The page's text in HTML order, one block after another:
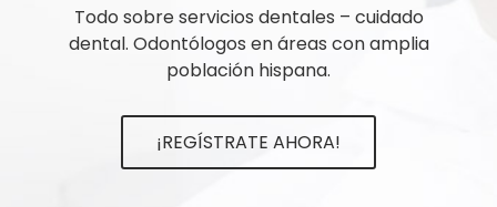
Todo sobre servicios dentales – cuidado
dental. Odontólogos en áreas con amplia
población hispana.
¡REGÍSTRATE AHORA!